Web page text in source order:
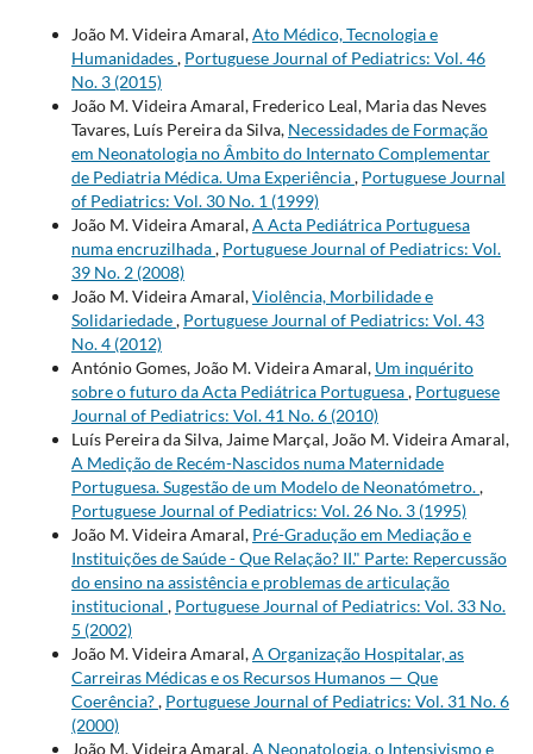
João M. Videira Amaral,Ato Médico, Tecnologia e
Humanidades, Portuguese Journal of Pediatrics: Vol. 46
No. 3 (2015)
João M. Videira Amaral, Frederico Leal, Maria das Neves
Tavares, Luís Pereira da Silva, Necessidades de Formação
em Neonatologia no Âmbito do Internato Complementar
de Pediatria Médica. Uma Experiência, Portuguese Journal
of Pediatrics: Vol. 30 No. 1 (1999)
João M. Videira Amaral,A Acta Pediátrica Portuguesa
numa encruzilhada, Portuguese Journal of Pediatrics: Vol.
39 No. 2 (2008)
João M. Videira Amaral,Violência, Morbilidade e
Solidariedade, Portuguese Journal of Pediatrics: Vol. 43
No. 4 (2012)
António Gomes, João M. Videira Amaral, Um inquérito
sobre o futuro da Acta Pediátrica Portuguesa, Portuguese
Journal of Pediatrics: Vol. 41 No. 6 (2010)
Luís Pereira da Silva, Jaime Marçal, João M. Videira Amaral,
A Medição de Recém-Nascidos numa Maternidade
Portuguesa. Sugestão de um Modelo de Neonatómetro.,
Portuguese Journal of Pediatrics: Vol. 26 No. 3 (1995)
João M. Videira Amaral, Pré-Gradução em Mediação e
Instituições de Saúde - Que Relação? II." Parte: Repercussão
do ensino na assistência e problemas de articulação
institucional , Portuguese Journal of Pediatrics: Vol. 33 No.
5 (2002)
João M. Videira Amaral,A Organização Hospitalar, as
Carreiras Médicas e os Recursos Humanos — Que
Coerência?, Portuguese Journal of Pediatrics: Vol. 31 No. 6
(2000)
João M. Videira Amaral,A Neonatologia, o Intensivismo e